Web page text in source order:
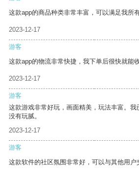
这款app的商品种类非常丰富，可以满足我所
2023-12-17
游客
这款app的物流非常快捷，我下单后很快就能
2023-12-17
游客
这款游戏非常好玩，画面精美，玩法丰富。
没有玩腻。
2023-12-17
游客
这款软件的社区氛围非常好，可以与其他用户